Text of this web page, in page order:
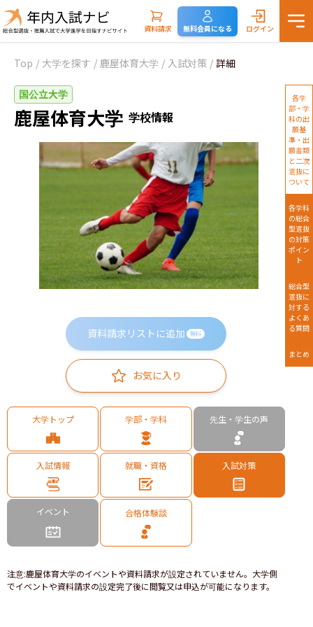
資料請求 無料会員になる ログイン
Top / 大学を探す / 鹿屋体育大学 / 入試対策 / 詳細
国公立大学
鹿屋体育大学 学校情報
資料請求リストに追加 無料
お気に入り
大学トップ 学部・学科 先生・学生の声
入試情報 就職・資格 入試対策
イベント 合格体験談
注意:鹿屋体育大学のイベントや資料請求が設定されていません。大学側
でイベントや資料請求の設定完了後に閲覧又は申込が可能になります。
各学
部・学
科の出
願基
準・出
願書類
と二次
選抜に
ついて
各学科
の総合
型選抜
の対策
ポイン
ト
総合型
選抜に
対する
よくあ
る質問
まとめ